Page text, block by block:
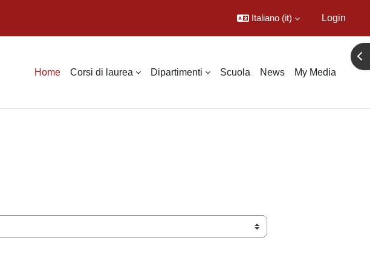
Italiano ‎(it)‎ Login
Home Corsi di laurea Dipartimenti Scuola News My Media